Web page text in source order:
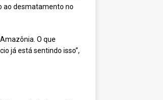
ao desmatamento no
O que
já está sentindo isso”,